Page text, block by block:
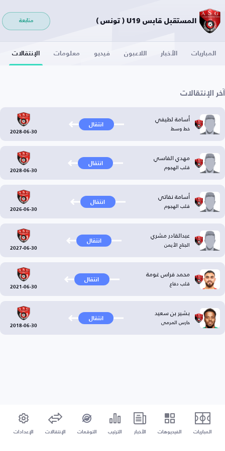
المستقبل قابس U19 ( تونس ) متابعة
المباريات الأخبار اللاعبون فيديو معلومات الإنتقالات
آخر الإنتقالات
أسامة لطيفي
خط وسط انتقال
2028-06-30
مهدي الفاسي
قلب الهجوم انتقال
2028-06-30
أسامة نفاتي
قلب الهجوم انتقال
2026-06-30
عبدالقادر مشري
الجناح الأيمن انتقال
2027-06-30
محمد فراس غومة
قلب دفاع انتقال
2021-06-30
بشير بن سعيد
حارس المرمى انتقال
2018-06-30
المباريات الفيديوهات الأخبار الترتيب التوقعات الإنتقالات الإعدادات